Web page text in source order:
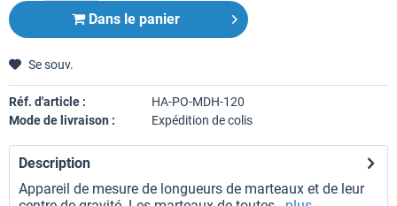
Dans le panier
Se souv.
Réf. d'article :
HA-PO-MDH-120
Mode de livraison :
Expédition de colis
Description
Appareil de mesure de longueurs de marteaux et de leur